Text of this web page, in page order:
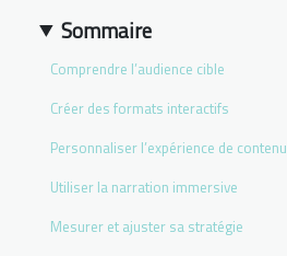
Sommaire
Comprendre l’audience cible
Créer des formats interactifs
Personnaliser l’expérience de contenu
Utiliser la narration immersive
Mesurer et ajuster sa stratégie